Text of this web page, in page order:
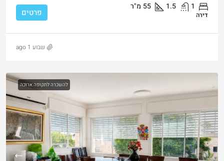
1
1.5
55 מ"ר
דירה פרטים
שבוע 1 ago
להשכרה לתקופה ארוכה